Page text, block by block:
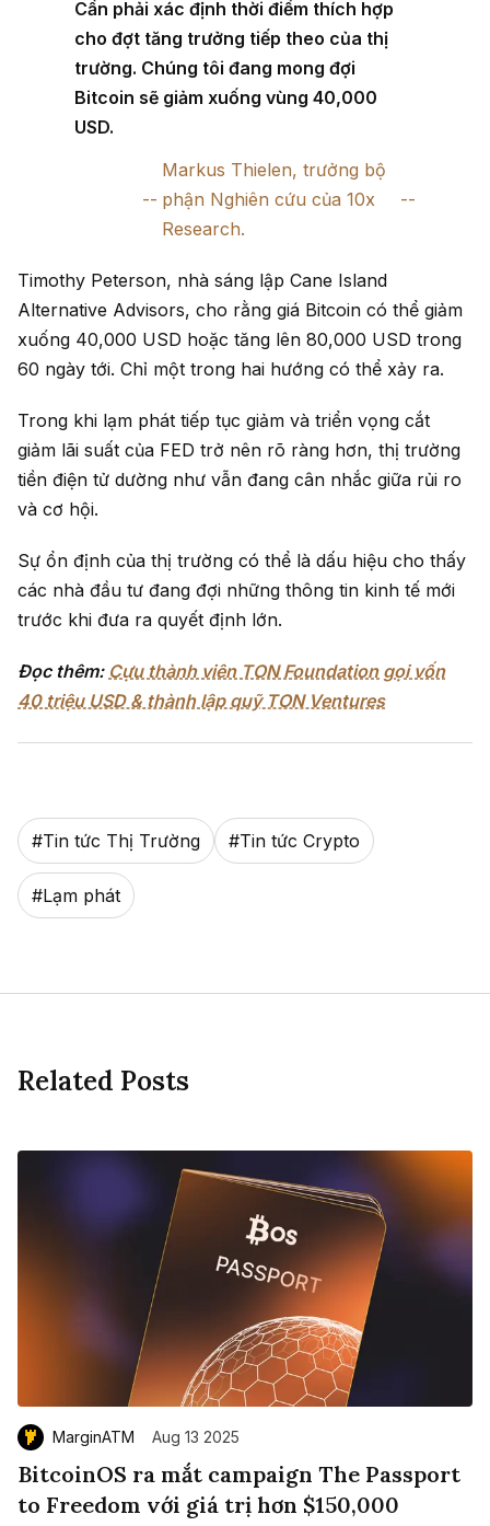
Cần phải xác định thời điểm thích hợp
cho đợt tăng trưởng tiếp theo của thị
trường. Chúng tôi đang mong đợi
Bitcoin sẽ giảm xuống vùng 40,000
USD.
Markus Thielen, trưởng bộ
phận Nghiên cứu của 10x
Research.
Timothy Peterson, nhà sáng lập Cane Island
Alternative Advisors, cho rằng giá Bitcoin có thể giảm
xuống 40,000 USD hoặc tăng lên 80,000 USD trong
60 ngày tới. Chỉ một trong hai hướng có thể xảy ra.
Trong khi lạm phát tiếp tục giảm và triển vọng cắt
giảm lãi suất của FED trở nên rõ ràng hơn, thị trường
tiền điện tử dường như vẫn đang cân nhắc giữa rủi ro
và cơ hội.
Sự ổn định của thị trường có thể là dấu hiệu cho thấy
các nhà đầu tư đang đợi những thông tin kinh tế mới
trước khi đưa ra quyết định lớn.
Đọc thêm: Cựu thành viên TON Foundation gọi vốn
40 triệu USD & thành lập quỹ TON Ventures
#Tin tức Thị Trường #Tin tức Crypto
#Lạm phát
Related Posts
MarginATM Aug 13 2025
BitcoinOS ra mắt campaign The Passport
to Freedom với giá trị hơn $150,000